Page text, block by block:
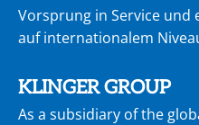
Vorsprung in Service und
auf internationalem
KLINGER GROUP
As a subsidiary of the